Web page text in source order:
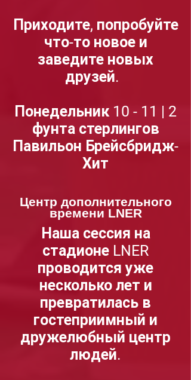
Приходите, попробуйте
что-то новое и
заведите новых
друзей.
Понедельник 10 - 11 | 2
фунта стерлингов
Павильон Брейсбридж-
Хит
Центр дополнительного
времени LNER
Наша сессия на
стадионе LNER
проводится уже
несколько лет и
превратилась в
гостеприимный и
дружелюбный центр
людей.